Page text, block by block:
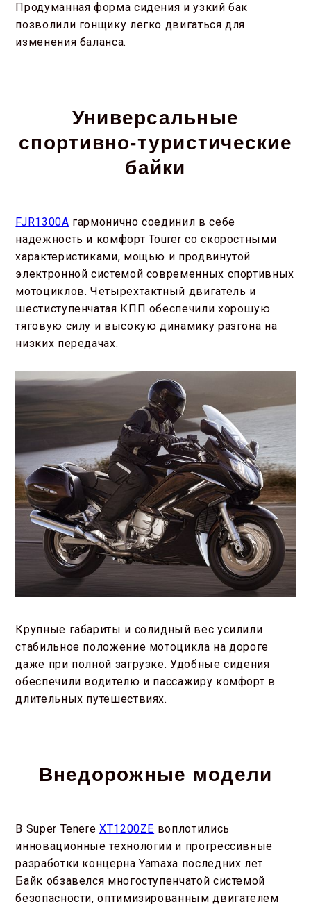
Продуманная форма сидения и узкий бак
позволили гонщику легко двигаться для
изменения баланса.
Универсальные
спортивно-туристические
байки
FJR1300A гармонично соединил в себе
надежность и комфорт Tourer со скоростными
характеристиками, мощью и продвинутой
электронной системой современных спортивных
мотоциклов. Четырехтактный двигатель и
шестиступенчатая КПП обеспечили хорошую
тяговую силу и высокую динамику разгона на
низких передачах.
Крупные габариты и солидный вес усилили
стабильное положение мотоцикла на дороге
даже при полной загрузке. Удобные сидения
обеспечили водителю и пассажиру комфорт в
длительных путешествиях.
Внедорожные модели
В Super TenereXT1200ZE воплотились
инновационные технологии и прогрессивные
разработки концерна Yamaxa последних лет.
Байк обзавелся многоступенчатой системой
безопасности, оптимизированным двигателем